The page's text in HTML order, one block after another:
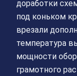
доработки
под коньком
врезали
температура
мощности
грамотного